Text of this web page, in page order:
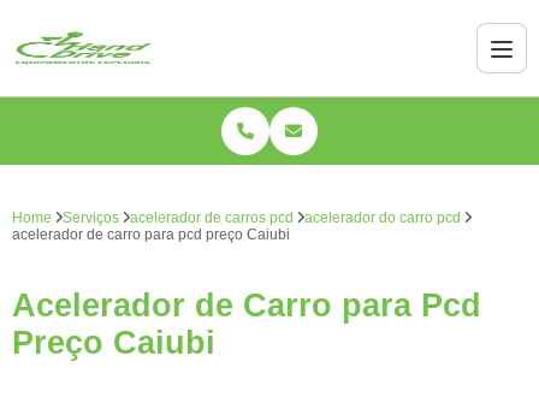
Home Serviços acelerador de carros pcd
acelerador do carro pcd
acelerador de carro para pcd preço Caiubi
Acelerador de Carro para Pcd
Preço Caiubi